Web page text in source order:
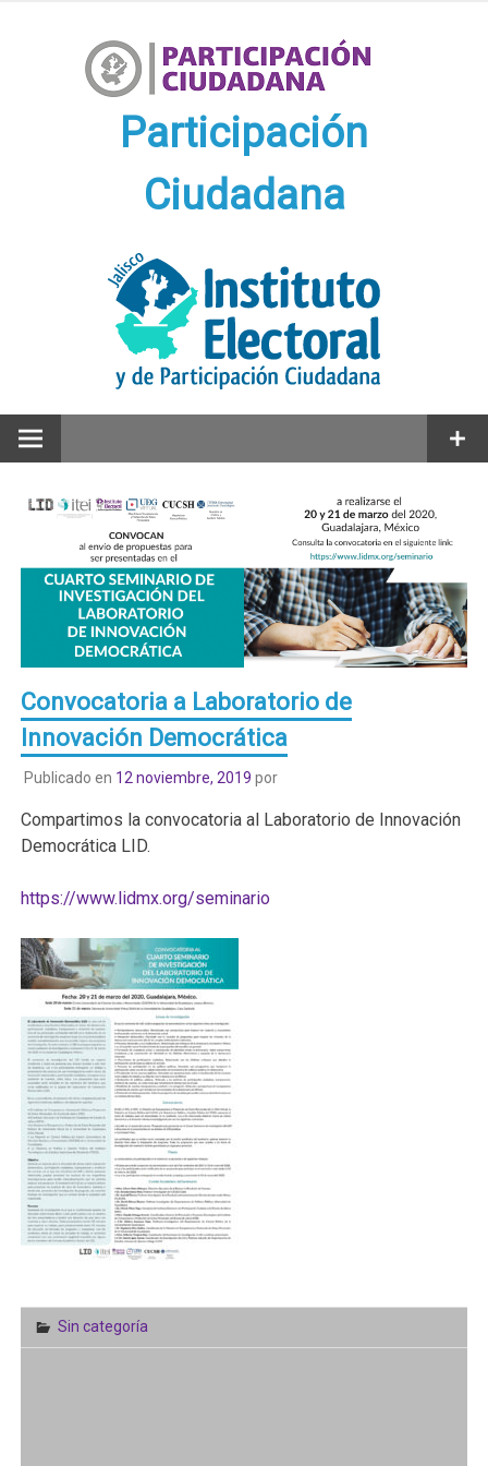
Participación
Ciudadana
Convocatoria a Laboratorio de
Innovación Democrática
Publicado en 12 noviembre, 2019 por
Compartimos la convocatoria al Laboratorio de Innovación
Democrática LID.
https://www.lidmx.org/seminario
Sin categoría